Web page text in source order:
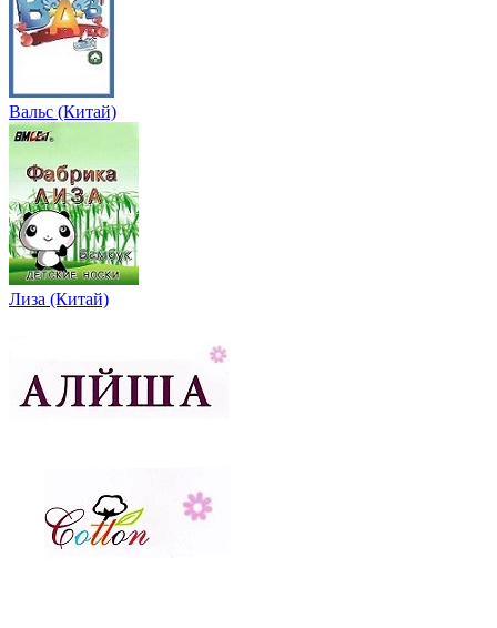
Вальс (Китай)
Лиза (Китай)